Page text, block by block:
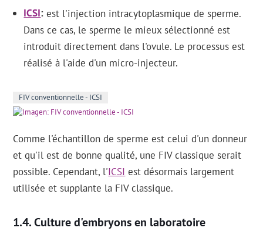
ICSI est l'injection intracytoplasmique de sperme.
Dans ce cas, le sperme le mieux sélectionné est
introduit directement dans l'ovule. Le processus est
réalisé à l'aide d'un micro-injecteur.
FIV conventionnelle - ICSI
Comme l'échantillon de sperme est celui d'un donneur
et qu'il est de bonne qualité, une FIV classique serait
possible. Cependant, l'ICSI est désormais largement
utilisée et supplante la FIV classique.
Culture d'embryons en laboratoire